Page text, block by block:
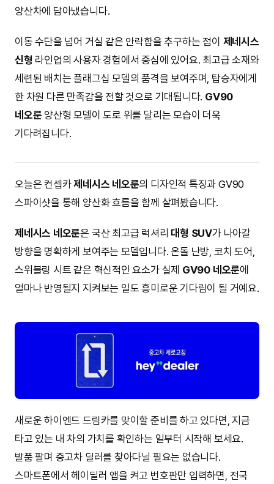
양산차에 담아냈습니다.
이동 수단을 넘어 거실 같은 안락함을 추구하는 점이 제네시스
신형 라인업의 사용자 경험에서 중심에 있어요. 최고급 소재와
세련된 배치는 플래그십 모델의 품격을 보여주며, 탑승자에게
한 차원 다른 만족감을 전할 것으로 기대됩니다. GV90
네오룬 양산형 모델이 도로 위를 달리는 모습이 더욱
기다려집니다.
오늘은 컨셉카제네시스 네오룬의 디자인적 특징과 GV90
스파이샷을 통해 양산화 흐름을 함께 살펴봤습니다.
제네시스 네오룬은 국산 최고급 럭셔리대형 SUV가 나아갈
방향을 명확하게 보여주는 모델입니다. 온돌 난방, 코치 도어,
스위블링 시트 같은 혁신적인 요소가 실제 GV90 네오룬에
얼마나 반영될지 지켜보는 일도 흥미로운 기다림이 될 거예요.
새로운 하이엔드 드림카를 맞이할 준비를 하고 있다면, 지금
타고 있는 내 차의 가치를 확인하는 일부터 시작해 보세요.
발품 팔며 중고차 딜러를 찾아다닐 필요는 없습니다.
스마트폰에서 헤이딜러 앱을 켜고 번호판만 입력하면, 전국